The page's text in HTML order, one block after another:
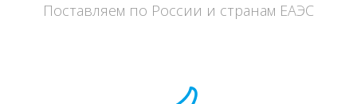
Поставляем по России и странам ЕАЭС